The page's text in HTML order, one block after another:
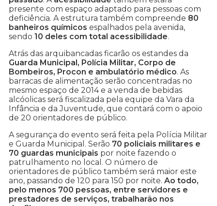
presente com espaço adaptado para pessoas com
deficiência. A estrutura também compreende 80
banheiros químicos espalhados pela avenida,
sendo 10 deles com total acessibilidade.
Atrás das arquibancadas ficarão os estandes da
Guarda Municipal, Polícia Militar, Corpo de
Bombeiros, Procon e ambulatório médico. As
barracas de alimentação serão concentradas no
mesmo espaço de 2014 e a venda de bebidas
alcóolicas será fiscalizada pela equipe da Vara da
Infância e da Juventude, que contará com o apoio
de 20 orientadores de público.
A segurança do evento será feita pela Polícia Militar
e Guarda Municipal. Serão 70 policiais militares e
70 guardas municipais por noite fazendo o
patrulhamento no local. O número de
orientadores de público também será maior este
ano, passando de 120 para 150 por noite. Ao todo,
pelo menos 700 pessoas, entre servidores e
prestadores de serviços, trabalharão nos